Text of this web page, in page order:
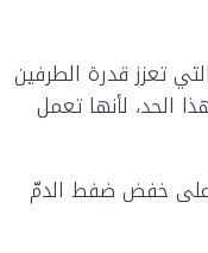
تعزز قدرة الطرفين
الحد، لأنها تعمل
على خفض ضفط الدمّ